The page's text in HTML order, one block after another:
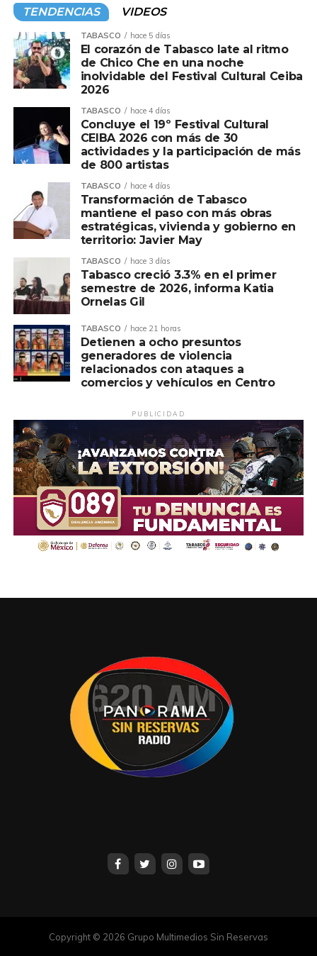
TENDENCIAS VIDEOS
TABASCO hace 5 días
El corazón de Tabasco late al ritmo
de Chico Che en una noche
inolvidable del Festival Cultural Ceiba
2026
TABASCO hace 4 días
Concluye el 19º Festival Cultural
CEIBA 2026 con más de 30
actividades y la participación de más
de 800 artistas
TABASCO hace 4 días
Transformación de Tabasco
mantiene el paso con más obras
estratégicas, vivienda y gobierno en
territorio: Javier May
TABASCO hace 3 días
Tabasco creció 3.3% en el primer
semestre de 2026, informa Katia
Ornelas Gil
TABASCO hace 21 horas
Detienen a ocho presuntos
generadores de violencia
relacionados con ataques a
comercios y vehículos en Centro
PUBLICIDAD
Copyright © 2026 Grupo Multimedios Sin Reservas